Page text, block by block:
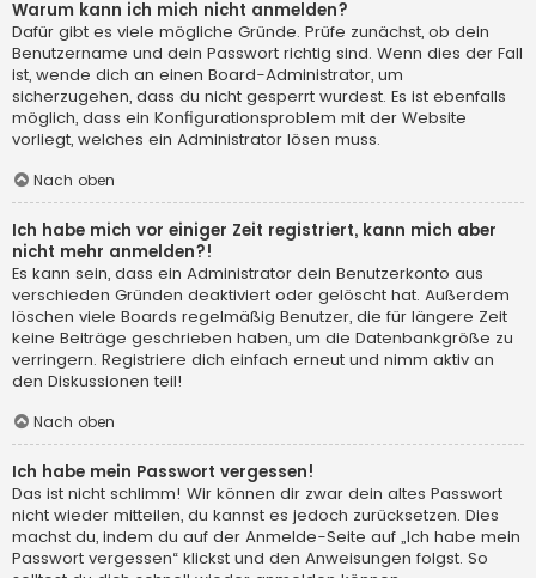
Warum kann ich mich nicht anmelden?
Dafür gibt es viele mögliche Gründe. Prüfe zunächst, ob dein
Benutzername und dein Passwort richtig sind. Wenn dies der Fall
ist, wende dich an einen Board-Administrator, um
sicherzugehen, dass du nicht gesperrt wurdest. Es ist ebenfalls
möglich, dass ein Konfigurationsproblem mit der Website
vorliegt, welches ein Administrator lösen muss.
Nach oben
Ich habe mich vor einiger Zeit registriert, kann mich aber
nicht mehr anmelden?!
Es kann sein, dass ein Administrator dein Benutzerkonto aus
verschieden Gründen deaktiviert oder gelöscht hat. Außerdem
löschen viele Boards regelmäßig Benutzer, die für längere Zeit
keine Beiträge geschrieben haben, um die Datenbankgröße zu
verringern. Registriere dich einfach erneut und nimm aktiv an
den Diskussionen teil!
Nach oben
Ich habe mein Passwort vergessen!
Das ist nicht schlimm! Wir können dir zwar dein altes Passwort
nicht wieder mitteilen, du kannst es jedoch zurücksetzen. Dies
machst du, indem du auf der Anmelde-Seite auf „Ich habe mein
Passwort vergessen“ klickst und den Anweisungen folgst. So